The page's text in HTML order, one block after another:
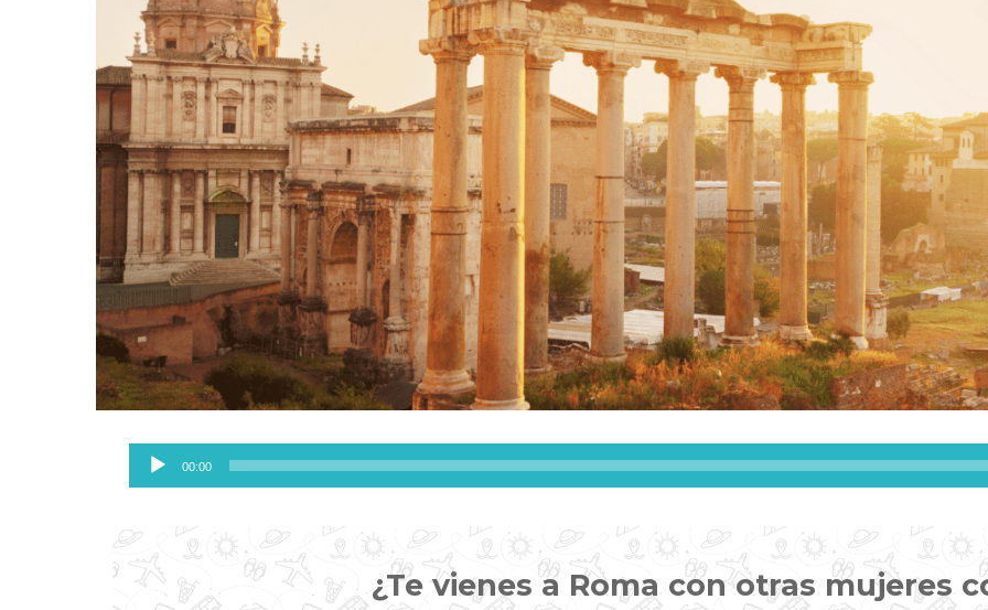
Reproductor
de
00:00
¿Te vienes a Roma con otras mujeres